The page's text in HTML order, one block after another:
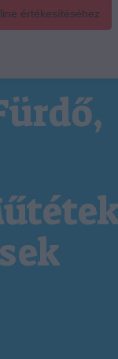
értékesítéséhez